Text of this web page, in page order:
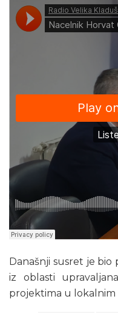
Današnji susret je bio
iz oblasti
projektima u lokalnim